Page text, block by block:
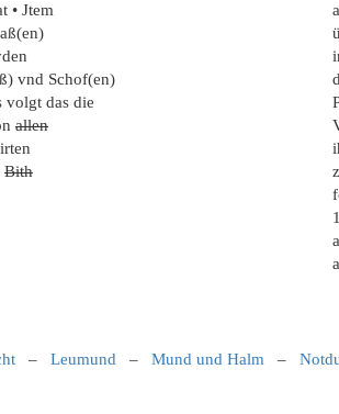
• Jtem
vnd Schof(en)
volgt das die
allen
Bith
– Leumund – Mund und Halm –